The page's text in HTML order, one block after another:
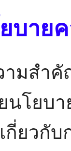
บาย
ามสำ
โยบ
ยวกับ